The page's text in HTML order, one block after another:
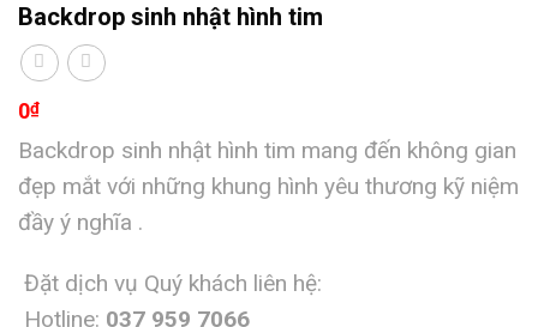
Backdrop sinh nhật hình tim
0₫
Backdrop sinh nhật hình tim mang đến không gian
đẹp mắt với những khung hình yêu thương kỹ niệm
đầy ý nghĩa .
Đặt dịch vụ Quý khách liên hệ:
Hotline: 037 959 7066